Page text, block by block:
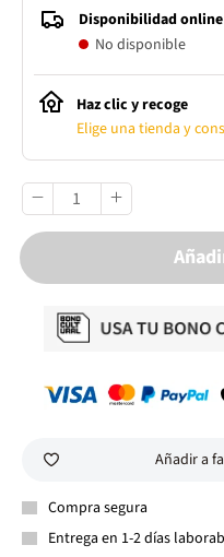
Disponibilidad online
No disponible
Haz clic y recoge
Elige una tienda y
Añadir a
Compra segura
Entrega en 1-2 días